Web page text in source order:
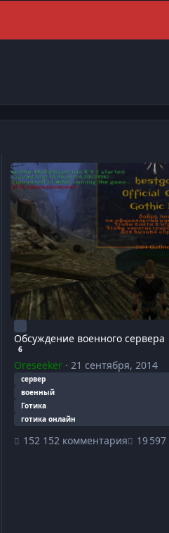
Обсуждение военного сервера
Обсуждение военного сервера
6
Oreseeker· 21 сентября, 2014
сервер
военный
Готика
готика онлайн
152 комментария